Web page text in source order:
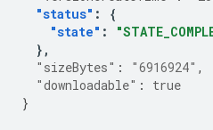
"status" :
{
"state" :
},
"sizeBytes" : "6916924" ,
"downloadable" :
true
}